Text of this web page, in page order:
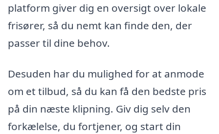
platform giver dig en oversigt over lokale
frisører, så du nemt kan finde den, der
passer til dine behov.
Desuden har du mulighed for at anmode
om et tilbud, så du kan få den bedste pris
på din næste klipning. Giv dig selv den
forkælelse, du fortjener, og start din